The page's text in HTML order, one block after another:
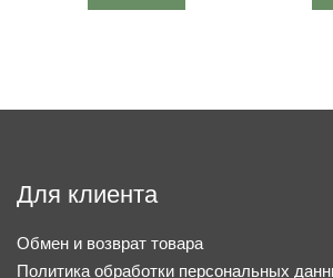
Для клиента
Обмен и возврат товара
Политика обработки персональных